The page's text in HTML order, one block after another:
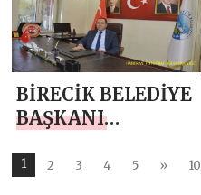
BAYRAMI MESAJI
BİRECİK BELEDİYE
BAŞKANI
`TEN KURBAN
1 2 3 4 5 » 10